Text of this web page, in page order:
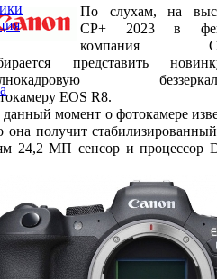
По слухам, на
CP+ 2023 в
компания
представить
EOS R8.
момент о фотокамере
она получит
24,2 МП сенсор и процессор